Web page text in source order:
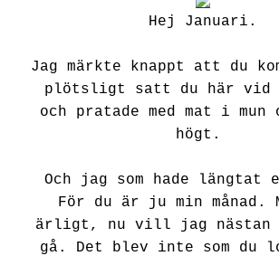
Hej Januari.
Jag märkte knappt att du
plötsligt satt du här vid
och pratade med mat i mun
högt.
Och jag som hade längtat
För du är ju min månad.
ärligt, nu vill jag nästan
gå. Det blev inte som du